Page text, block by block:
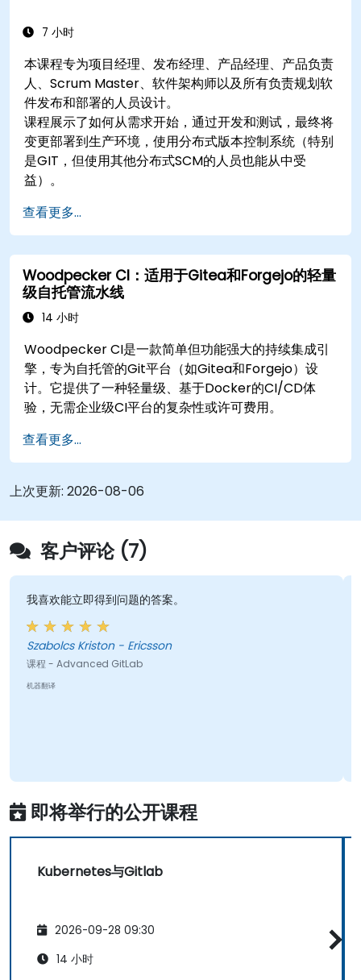
7 小时
本课程专为项目经理、发布经理、产品经理、产品负责
人、Scrum Master、软件架构师以及所有负责规划软
件发布和部署的人员设计。
课程展示了如何从需求开始，通过开发和测试，最终将
变更部署到生产环境，使用分布式版本控制系统（特别
是GIT，但使用其他分布式SCM的人员也能从中受
益）。
查看更多...
Woodpecker CI：适用于Gitea和Forgejo的轻量
级自托管流水线
14 小时
Woodpecker CI是一款简单但功能强大的持续集成引
擎，专为自托管的Git平台（如Gitea和Forgejo）设
计。它提供了一种轻量级、基于Docker的CI/CD体
验，无需企业级CI平台的复杂性或许可费用。
查看更多...
上次更新: 2026-08-06
客户评论 (7)
我喜欢能立即得到问题的答案。
Szabolcs Kriston - Ericsson
课程 - Advanced GitLab
机器翻译
即将举行的公开课程
Kubernetes与Gitlab
2026-09-28 09:30
14 小时